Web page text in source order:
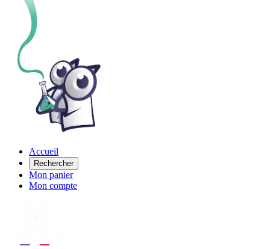
Accueil
Rechercher
Mon panier
Mon compte